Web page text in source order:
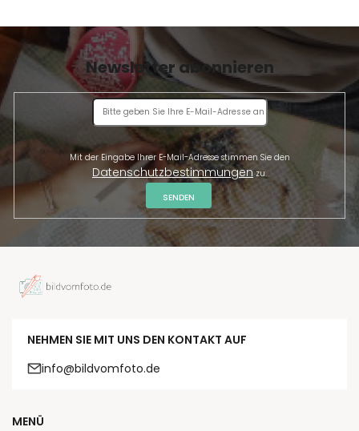
Newsletter abonnieren
Datenschutzbestimmungenzu.
SENDEN
NEHMEN SIE MIT UNS DEN KONTAKT AUF
info@bildvomfoto.de
MENÜ